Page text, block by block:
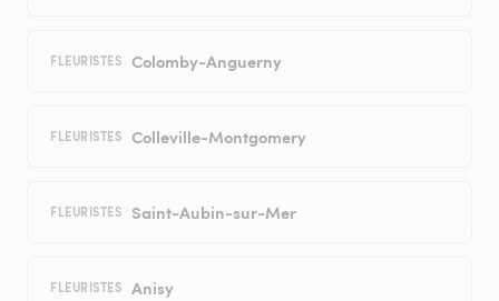
FLEURISTES Colomby-Anguerny
FLEURISTES Colleville-Montgomery
FLEURISTES Saint-Aubin-sur-Mer
FLEURISTES Anisy